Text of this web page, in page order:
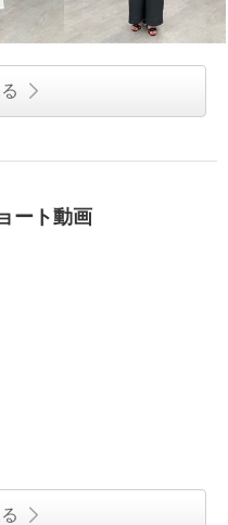
ート動画